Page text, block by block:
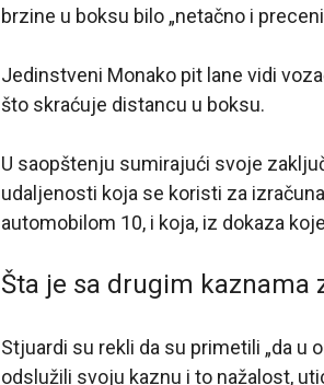
brzine u boksu bilo „netačno i
Jedinstveni Monako pit lane vidi
što skraćuje distancu u boksu.
U saopštenju sumirajući svoje
udaljenosti koja se koristi za
automobilom 10, i koja, iz dokaza
Šta je sa drugim kaznama
Stjuardi su rekli da su primetili „da u
odslužili svoju kaznu i to nažalost,